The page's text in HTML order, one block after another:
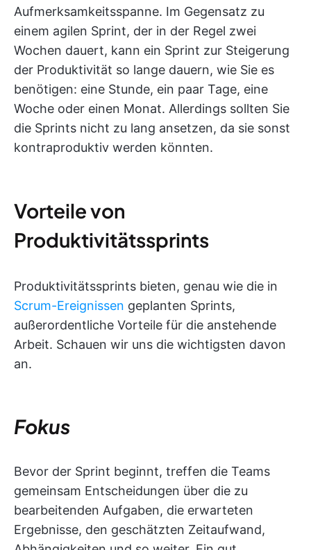
Aufmerksamkeitsspanne. Im Gegensatz zu
einem agilen Sprint, der in der Regel zwei
Wochen dauert, kann ein Sprint zur Steigerung
der Produktivität so lange dauern, wie Sie es
benötigen: eine Stunde, ein paar Tage, eine
Woche oder einen Monat. Allerdings sollten Sie
die Sprints nicht zu lang ansetzen, da sie sonst
kontraproduktiv werden könnten.
Vorteile von
Produktivitätssprints
Produktivitätssprints bieten, genau wie die in
Scrum-Ereignissen geplanten Sprints,
außerordentliche Vorteile für die anstehende
Arbeit. Schauen wir uns die wichtigsten davon
an.
Fokus
Bevor der Sprint beginnt, treffen die Teams
gemeinsam Entscheidungen über die zu
bearbeitenden Aufgaben, die erwarteten
Ergebnisse, den geschätzten Zeitaufwand,